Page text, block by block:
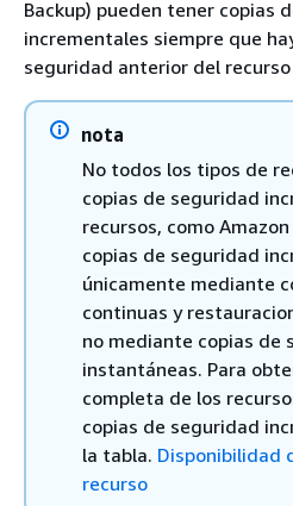
Backup) pueden tener copias
incrementales siempre que
seguridad anterior del
nota
No todos los tipos de
copias de seguridad
recursos, como
copias de seguridad
únicamente mediante
continuas y
no mediante copias de
instantáneas. Para
completa de los
copias de seguridad
la tabla. Disponibilidad
recurso